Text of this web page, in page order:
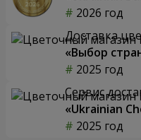
2026 год
Доставка
«Выбор
2025 год
Сервис
«Ukrainian
2025 год